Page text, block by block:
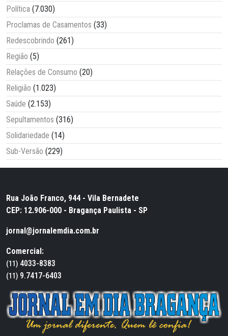
Política (7.030)
Proclamas de Casamentos (33)
Redescobrindo (261)
Região (5)
Relações de Consumo (20)
Religião (1.023)
Saúde (2.153)
Sepultamentos (316)
Solidariedade (14)
Sub-Versão (229)
Rua João Franco, 944 - Vila Bernadete
CEP: 12.906-000 - Bragança Paulista - SP
jornal@jornalemdia.com.br
Comercial:
(11) 4033-8383
(11) 9.7417-6403